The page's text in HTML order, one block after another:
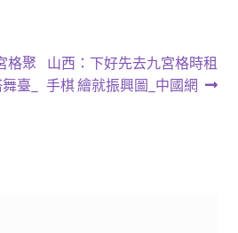
格聚
臺_
下
一
山西：下好先去九宮格時租
手棋 繪就振興圖_中國網